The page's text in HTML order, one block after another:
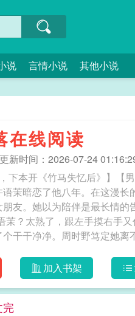
说 言情小说 其他小说
在线阅读
更新时间：2026-07-24
下本开《竹马失忆后》】
茉暗恋了他八年。在这漫
友。她以为陪伴是最长情
茉？太熟了，跟左手摸右手
干干净净。周时野笃定她离
颤抖，带着卑微的哀求：“
不好？”听筒里却传来了贺
和贺临西结婚只是形势所迫
神校草。追他的人能从教学
加入书架
完